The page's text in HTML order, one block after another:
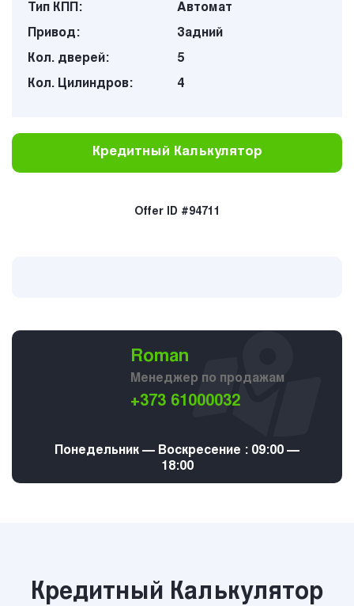
Тип КПП:
Автомат
Привод:
Задний
Кол. дверей:
5
Кол. Цилиндров:
4
Кредитный Калькулятор
Offer ID #94711
Roman
Менеджер по продажам
+373 61000032
Понедельник — Воскресение : 09:00 —
18:00
Кредитный Калькулятор